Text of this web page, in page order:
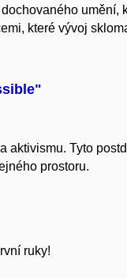
umění,
které vývoj
Tyto
prostoru.
ruky!